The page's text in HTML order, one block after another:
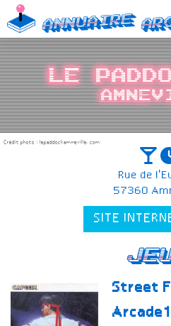
Skip
to
content
Annuaire
Le
Crédit photo : lepaddockamneville.com
Rue de
57360
SITE
Street